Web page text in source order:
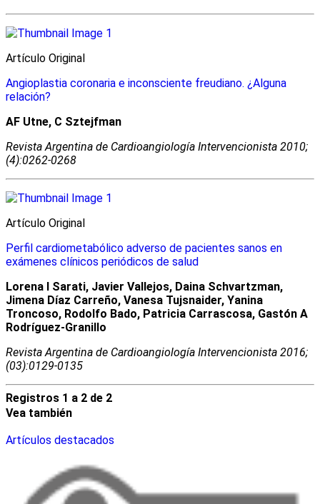
Artículo Original
Angioplastia coronaria e inconsciente freudiano. ¿Alguna
relación?
AF Utne, C Sztejfman
Revista Argentina de Cardioangiologí­a Intervencionista 2010;
(4):0262-0268
Artículo Original
Perfil cardiometabólico adverso de pacientes sanos en
exámenes clínicos periódicos de salud
Lorena I Sarati, Javier Vallejos, Daina Schvartzman,
Jimena Díaz Carreño, Vanesa Tujsnaider, Yanina
Troncoso, Rodolfo Bado, Patricia Carrascosa, Gastón A
Rodríguez-Granillo
Revista Argentina de Cardioangiologí­a Intervencionista 2016;
(03):0129-0135
Registros 1 a 2 de 2
Vea también
Artículos destacados